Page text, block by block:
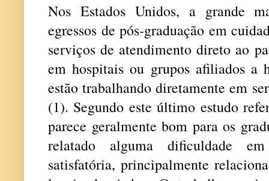
Nos Estados Unidos, a grande
egressos de pós-graduação em
serviços de atendimento direto ao
em hospitais ou grupos afiliados a
estão trabalhando diretamente em
(1). Segundo este último estudo
parece geralmente bom para os
relatado alguma dificuldade
satisfatória, principalmente